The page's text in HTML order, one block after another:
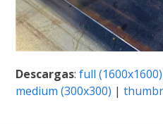
Descargas:full (1600x1600)
medium (300x300) |